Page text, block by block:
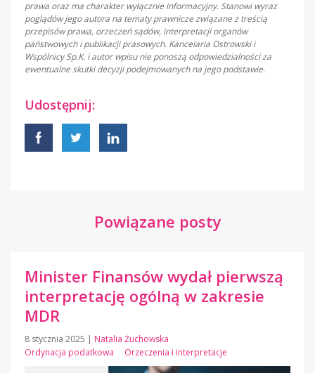
prawa oraz ma charakter wyłącznie informacyjny. Stanowi wyraz
poglądów jego autora na tematy prawnicze związane z treścią
przepisów prawa, orzeczeń sądów, interpretacji organów
państwowych i publikacji prasowych. Kancelaria Ostrowski i
Wspólnicy Sp.K. i autor wpisu nie ponoszą odpowiedzialności za
ewentualne skutki decyzji podejmowanych na jego podstawie.
Udostępnij:
Powiązane posty
Minister Finansów wydał pierwszą
interpretację ogólną w zakresie
MDR
8 stycznia 2025 | Natalia Żuchowska
Ordynacja podatkowa
Orzeczenia i interpretacje